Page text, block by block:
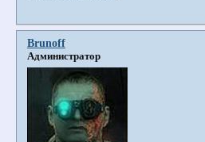
Brunoff
Администратор